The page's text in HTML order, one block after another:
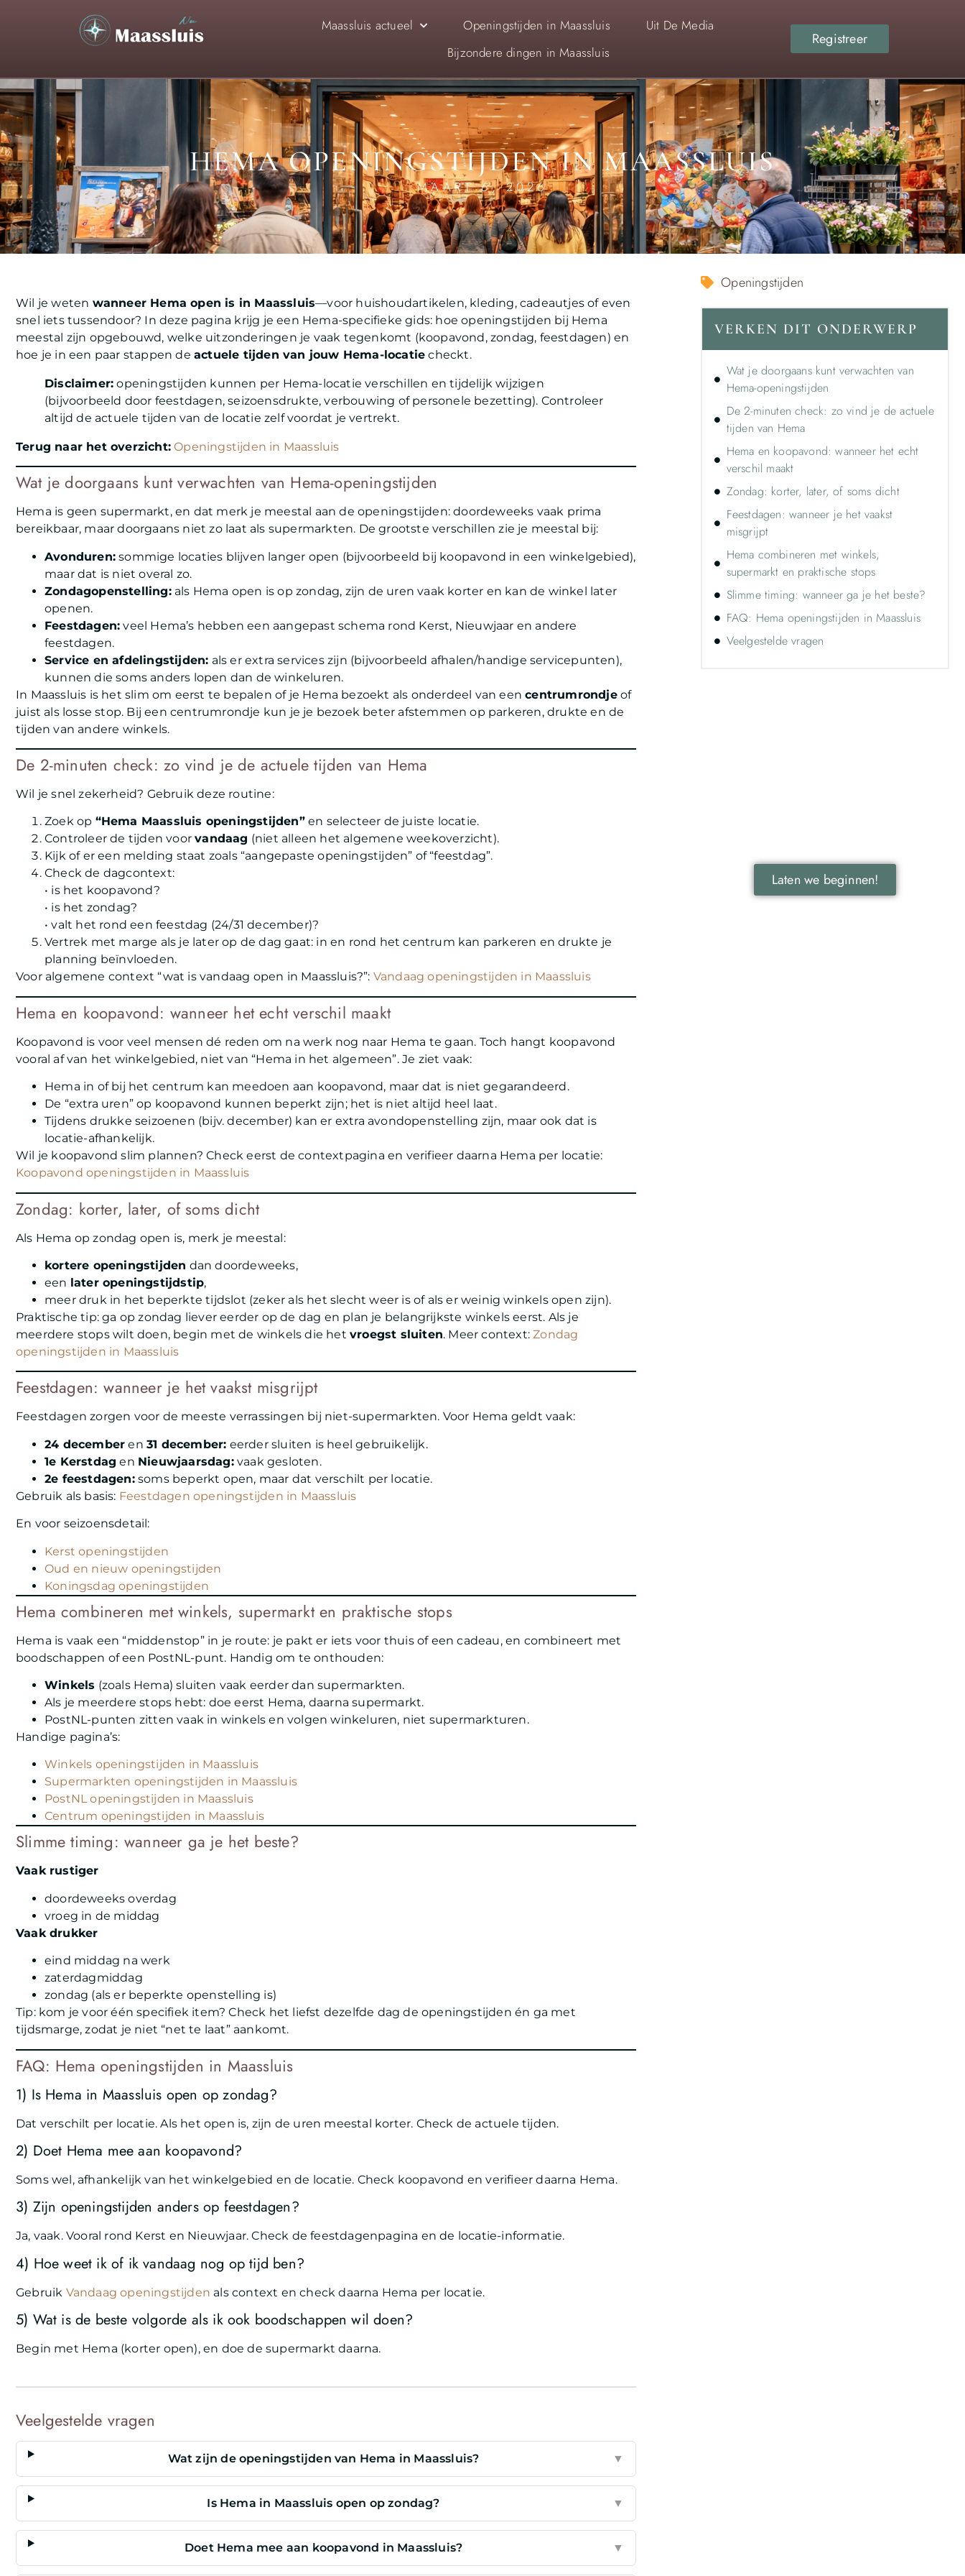
Maassluis actueel Openingstijden in Maassluis
Uit De Media
Bijzondere dingen in Maassluis
Registreer
HEMA OPENINGSTIJDEN IN MAASSLUIS
MAART 6, 2026
Wil je weten wanneer Hema open is in Maassluis—voor huishoudartikelen, kleding, cadeautjes of even
snel iets tussendoor? In deze pagina krijg je een Hema-specifieke gids: hoe openingstijden bij Hema
meestal zijn opgebouwd, welke uitzonderingen je vaak tegenkomt (koopavond, zondag, feestdagen) en
hoe je in een paar stappen de actuele tijden van jouw Hema-locatie checkt.
Disclaimer: openingstijden kunnen per Hema-locatie verschillen en tijdelijk wijzigen
(bijvoorbeeld door feestdagen, seizoensdrukte, verbouwing of personele bezetting). Controleer
altijd de actuele tijden van de locatie zelf voordat je vertrekt.
Terug naar het overzicht: Openingstijden in Maassluis
Wat je doorgaans kunt verwachten van Hema-openingstijden
Hema is geen supermarkt, en dat merk je meestal aan de openingstijden: doordeweeks vaak prima
bereikbaar, maar doorgaans niet zo laat als supermarkten. De grootste verschillen zie je meestal bij:
Avonduren: sommige locaties blijven langer open (bijvoorbeeld bij koopavond in een winkelgebied),
maar dat is niet overal zo.
Zondagopenstelling:als Hema open is op zondag, zijn de uren vaak korter en kan de winkel later
openen.
Feestdagen: veel Hema’s hebben een aangepast schema rond Kerst, Nieuwjaar en andere
feestdagen.
Service en afdelingstijden: als er extra services zijn (bijvoorbeeld afhalen/handige servicepunten),
kunnen die soms anders lopen dan de winkeluren.
In Maassluis is het slim om eerst te bepalen of je Hema bezoekt als onderdeel van eencentrumrondjeof
juist als losse stop. Bij een centrumrondje kun je je bezoek beter afstemmen op parkeren, drukte en de
tijden van andere winkels.
De 2-minuten check: zo vind je de actuele tijden van Hema
Wil je snel zekerheid? Gebruik deze routine:
Zoek op “Hema Maassluis openingstijden”en selecteer de juiste locatie.
Controleer de tijden voorvandaag (niet alleen het algemene weekoverzicht).
Kijk of er een melding staat zoals “aangepaste openingstijden” of “feestdag”.
Check de dagcontext:
• is het koopavond?
• is het zondag?
• valt het rond een feestdag (24/31 december)?
Vertrek met marge als je later op de dag gaat: in en rond het centrum kan parkeren en drukte je
planning beïnvloeden.
Voor algemene context “wat is vandaag open in Maassluis?”: Vandaag openingstijden in Maassluis
Hema en koopavond: wanneer het echt verschil maakt
Koopavond is voor veel mensen dé reden om na werk nog naar Hema te gaan. Toch hangt koopavond
vooral af van het winkelgebied, niet van “Hema in het algemeen”. Je ziet vaak:
Hema in of bij het centrum kan meedoen aan koopavond, maar dat is niet gegarandeerd.
De “extra uren” op koopavond kunnen beperkt zijn; het is niet altijd heel laat.
Tijdens drukke seizoenen (bijv. december) kan er extra avondopenstelling zijn, maar ook dat is
locatie-afhankelijk.
Wil je koopavond slim plannen? Check eerst de contextpagina en verifieer daarna Hema per locatie:
Koopavond openingstijden in Maassluis
Zondag: korter, later, of soms dicht
Als Hema op zondag open is, merk je meestal:
kortere openingstijden dan doordeweeks,
een later openingstijdstip,
meer druk in het beperkte tijdslot (zeker als het slecht weer is of als er weinig winkels open zijn).
Praktische tip: ga op zondag liever eerder op de dag en plan je belangrijkste winkels eerst. Als je
meerdere stops wilt doen, begin met de winkels die hetvroegst sluiten. Meer context:Zondag
openingstijden in Maassluis
Feestdagen: wanneer je het vaakst misgrijpt
Feestdagen zorgen voor de meeste verrassingen bij niet-supermarkten. Voor Hema geldt vaak:
24 december en31 december: eerder sluiten is heel gebruikelijk.
1e Kerstdag en Nieuwjaarsdag:vaak gesloten.
2e feestdagen:soms beperkt open, maar dat verschilt per locatie.
Gebruik als basis: Feestdagen openingstijden in Maassluis
En voor seizoensdetail:
Kerst openingstijden
Oud en nieuw openingstijden
Koningsdag openingstijden
Hema combineren met winkels, supermarkt en praktische stops
Hema is vaak een “middenstop” in je route: je pakt er iets voor thuis of een cadeau, en combineert met
boodschappen of een PostNL-punt. Handig om te onthouden:
Winkels (zoals Hema) sluiten vaak eerder dan supermarkten.
Als je meerdere stops hebt: doe eerst Hema, daarna supermarkt.
PostNL-punten zitten vaak in winkels en volgen winkeluren, niet supermarkturen.
Handige pagina’s:
Winkels openingstijden in Maassluis
Supermarkten openingstijden in Maassluis
PostNL openingstijden in Maassluis
Centrum openingstijden in Maassluis
Slimme timing: wanneer ga je het beste?
Vaak rustiger
doordeweeks overdag
vroeg in de middag
Vaak drukker
eind middag na werk
zaterdagmiddag
zondag (als er beperkte openstelling is)
Tip: kom je voor één specifiek item? Check het liefst dezelfde dag de openingstijden én ga met
tijdsmarge, zodat je niet “net te laat” aankomt.
FAQ: Hema openingstijden in Maassluis
1) Is Hema in Maassluis open op zondag?
Dat verschilt per locatie. Als het open is, zijn de uren meestal korter. Check de actuele tijden.
2) Doet Hema mee aan koopavond?
Soms wel, afhankelijk van het winkelgebied en de locatie. Check koopavond en verifieer daarna Hema.
3) Zijn openingstijden anders op feestdagen?
Ja, vaak. Vooral rond Kerst en Nieuwjaar. Check de feestdagenpagina en de locatie-informatie.
4) Hoe weet ik of ik vandaag nog op tijd ben?
Gebruik Vandaag openingstijden als context en check daarna Hema per locatie.
5) Wat is de beste volgorde als ik ook boodschappen wil doen?
Begin met Hema (korter open), en doe de supermarkt daarna.
Veelgestelde vragen
Wat zijn de openingstijden van Hema in Maassluis? ▼
Is Hema in Maassluis open op zondag? ▼
Doet Hema mee aan koopavond in Maassluis? ▼
Openingstijden
VERKEN DIT ONDERWERP
Wat je doorgaans kunt verwachten van
Hema-openingstijden
De 2-minuten check: zo vind je de actuele
tijden van Hema
Hema en koopavond: wanneer het echt
verschil maakt
Zondag: korter, later, of soms dicht
Feestdagen: wanneer je het vaakst
misgrijpt
Hema combineren met winkels,
supermarkt en praktische stops
Slimme timing: wanneer ga je het beste?
FAQ: Hema openingstijden in Maassluis
Veelgestelde vragen
Laten we beginnen!